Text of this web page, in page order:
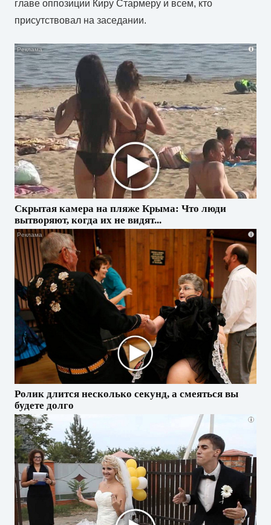
главе оппозиции Киру Стармеру и всем, кто
присутствовал на заседании.
i
Скрытая камера на пляже Крыма: Что люди
вытворяют, когда их не видят...
i
Ролик длится несколько секунд, а смеяться вы
будете долго
i